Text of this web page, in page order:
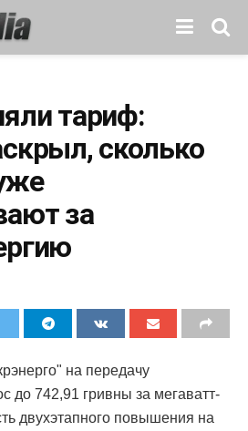
тариф:
сколько
за
на передачу
до 742,91 гривны за мегаватт-
двухэтапного повышения на